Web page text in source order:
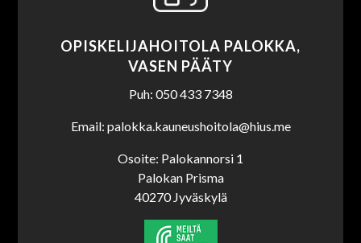
OPISKELIJAHOITOLA PALOKKA,
VASEN PÄÄTY
Puh: 050 433 7348
Email: palokka.kauneushoitola@hius.me
Osoite: Palokannorsi 1
Palokan Prisma
40270 Jyväskylä